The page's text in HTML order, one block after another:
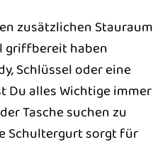
zusätzlichen Stauraum
griffbereit haben
Schlüssel oder eine
Du alles Wichtige immer
Tasche suchen zu
Schultergurt sorgt für